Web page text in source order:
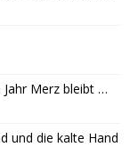
Merz bleibt …
und die kalte Hand